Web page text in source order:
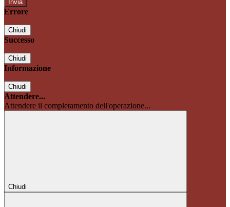
Errore
Chiudi
Successo
Chiudi
Informazione
Chiudi
Attendere...
Attendere il completamento dell'operazione...
Chiudi